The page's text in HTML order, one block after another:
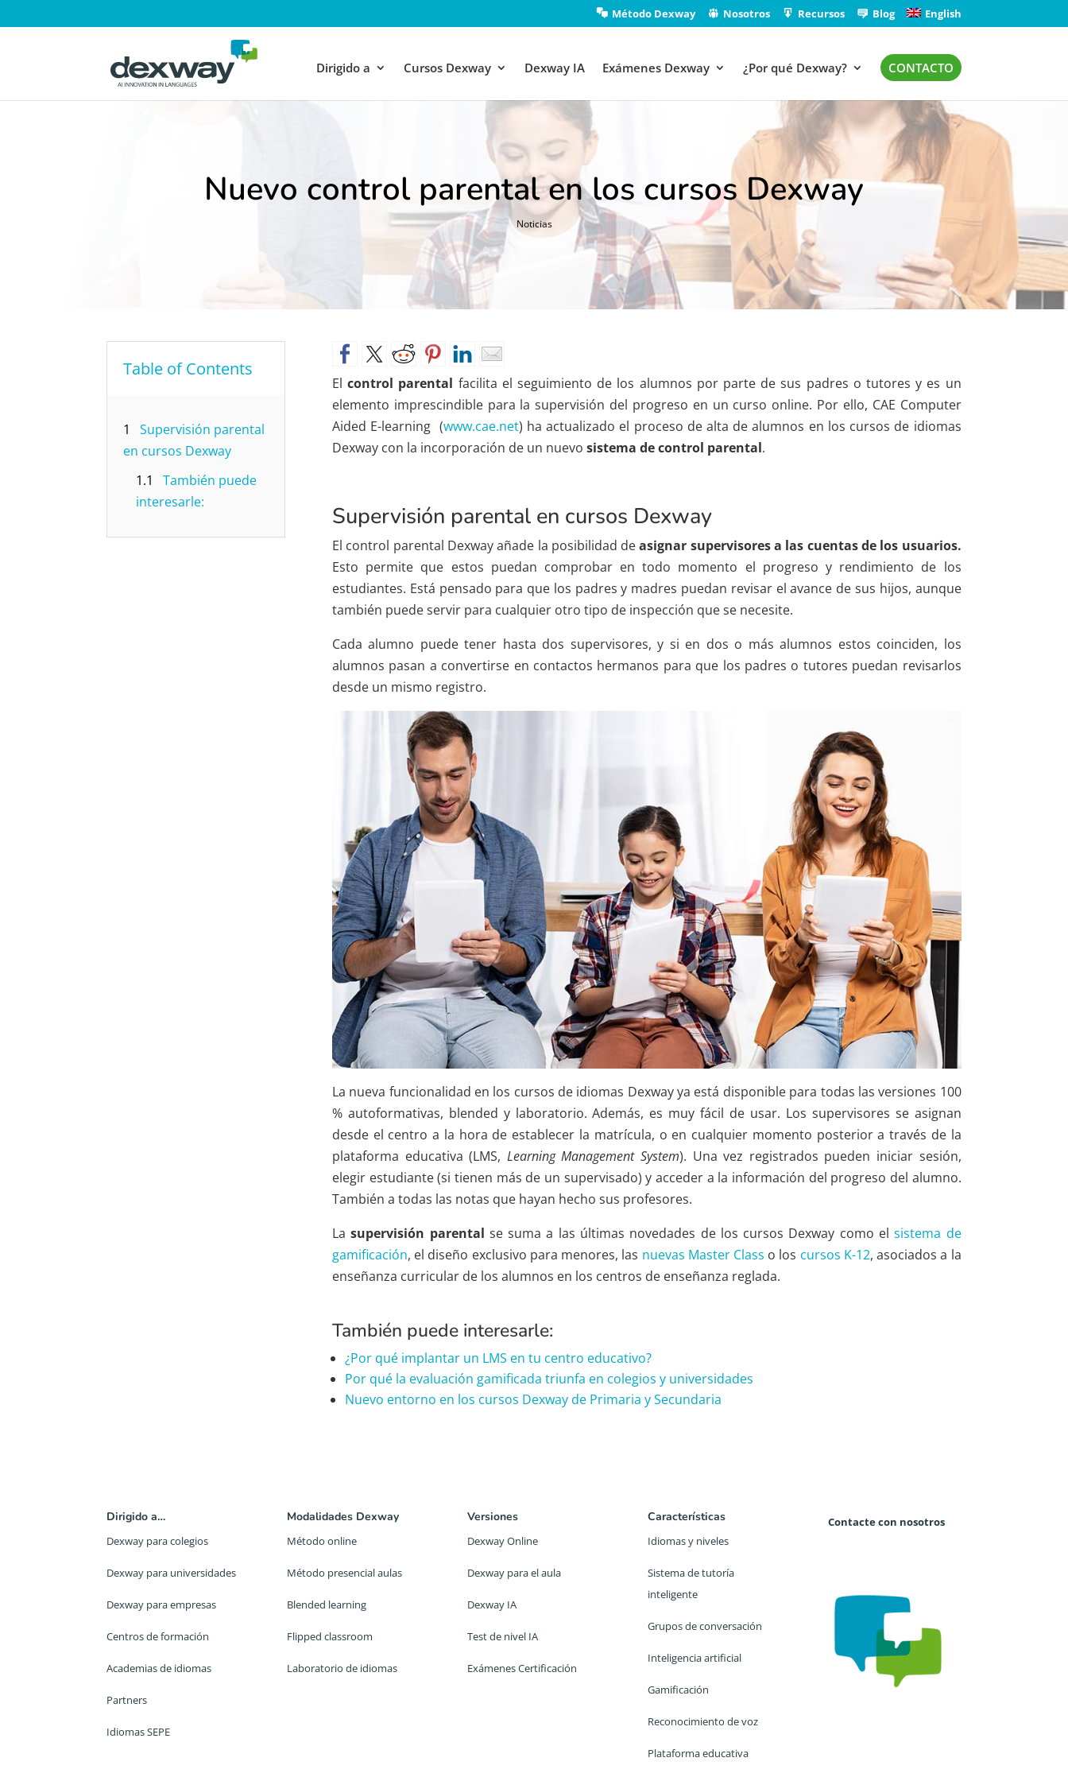
Método Dexway Nosotros Recursos Blog English
Dirigido a Cursos Dexway Dexway IA Exámenes Dexway ¿Por qué Dexway? CONTACTO
Nuevo control parental en los cursos Dexway
Noticias
Table of Contents
1
Supervisión parental
en cursos Dexway
1.1
También puede
interesarle:
Elcontrol parental facilita el seguimiento de los alumnos por parte de sus padres o tutores y es un
elemento imprescindible para la supervisión del progreso en un curso online. Por ello, CAE Computer
Aided E-learning (www.cae.net) ha actualizado el proceso de alta de alumnos en los cursos de idiomas
Dexway con la incorporación de un nuevo sistema de control parental.
Supervisión parental en cursos Dexway
El control parental Dexway añade la posibilidad deasignar supervisores a las cuentas de los usuarios.
Esto permite que estos puedan comprobar en todo momento el progreso y rendimiento de los
estudiantes. Está pensado para que los padres y madres puedan revisar el avance de sus hijos, aunque
también puede servir para cualquier otro tipo de inspección que se necesite.
Cada alumno puede tener hasta dos supervisores, y si en dos o más alumnos estos coinciden, los
alumnos pasan a convertirse en contactos hermanos para que los padres o tutores puedan revisarlos
desde un mismo registro.
La nueva funcionalidad en los cursos de idiomas Dexway ya está disponible para todas las versiones 100
% autoformativas, blended y laboratorio. Además, es muy fácil de usar. Los supervisores se asignan
desde el centro a la hora de establecer la matrícula, o en cualquier momento posterior a través de la
plataforma educativa (LMS, Learning Management System). Una vez registrados pueden iniciar sesión,
elegir estudiante (si tienen más de un supervisado) y acceder a la información del progreso del alumno.
También a todas las notas que hayan hecho sus profesores.
La supervisión parental se suma a las últimas novedades de los cursos Dexway como elsistema de
gamificación, el diseño exclusivo para menores, las nuevas Master Class o los cursos K-12, asociados a la
enseñanza curricular de los alumnos en los centros de enseñanza reglada.
También puede interesarle:
¿Por qué implantar un LMS en tu centro educativo?
Por qué la evaluación gamificada triunfa en colegios y universidades
Nuevo entorno en los cursos Dexway de Primaria y Secundaria
Dirigido a…
Dexway para colegios
Dexway para universidades
Dexway para empresas
Centros de formación
Academias de idiomas
Partners
Idiomas SEPE
Modalidades Dexway
Método online
Método presencial aulas
Blended learning
Flipped classroom
Laboratorio de idiomas
Versiones
Dexway Online
Dexway para el aula
Dexway IA
Test de nivel IA
Exámenes Certificación
Características
Idiomas y niveles
Sistema de tutoría
inteligente
Grupos de conversación
Inteligencia artificial
Gamificación
Reconocimiento de voz
Plataforma educativa
Contacte con nosotros